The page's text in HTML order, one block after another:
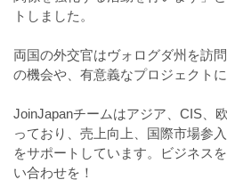
トしました。
両国の外交官はヴォログダ州を訪
の機会や、有意義なプロジェクト
JoinJapanチームはアジア、CIS、
っており、売上向上、国際市場参
をサポートしています。ビジネス
い合わせを！